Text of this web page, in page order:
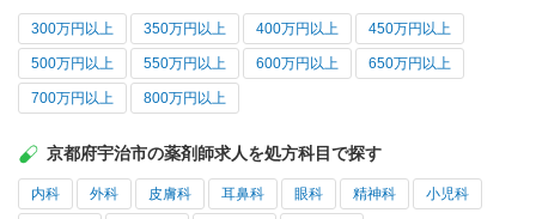
300万円以上 350万円以上 400万円以上 450万円以上
500万円以上 550万円以上 600万円以上 650万円以上
700万円以上 800万円以上
京都府宇治市の薬剤師求人を処方科目で探す
内科 外科 皮膚科 耳鼻科 眼科 精神科 小児科